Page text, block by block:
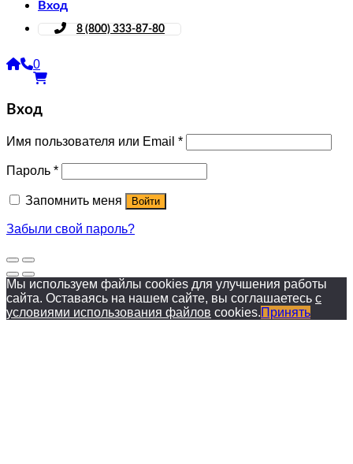
Вход
8 (800) 333-87-80
0
Вход
Имя пользователя или Email *
Пароль *
Запомнить меня Войти
Забыли свой пароль?
Мы используем файлы cookies для улучшения работы
сайта. Оставаясь на нашем сайте, вы соглашаетесь с
условиями использования файлов cookies.Принять